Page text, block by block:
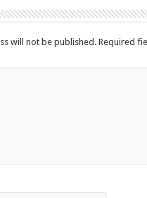
will not be published. Required